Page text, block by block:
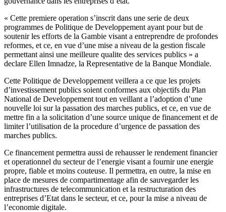
« Cette premiere operation s’inscrit dans une serie de deux
programmes de Politique de Developpement ayant pour but de
soutenir les efforts de la Gambie visant a entreprendre de profondes
reformes, et ce, en vue d’une mise a niveau de la gestion fiscale
permettant ainsi une meilleure qualite des services publics » a
declare Ellen Imnadze, la Representative de la Banque Mondiale.
Cette Politique de Developpement veillera a ce que les projets
d’investissement publics soient conformes aux objectifs du Plan
National de Developpement tout en veillant a l’adoption d’une
nouvelle loi sur la passation des marches publics, et ce, en vue de
mettre fin a la solicitation d’une source unique de financement et de
limiter l’utilisation de la procedure d’urgence de passation des
marches publics.
Ce financement permettra aussi de rehausser le rendement financier
et operationnel du secteur de l’energie visant a fournir une energie
propre, fiable et moins couteuse. Il permettra, en outre, la mise en
place de mesures de compartimentage afin de sauvegarder les
infrastructures de telecommunication et la restructuration des
entreprises d’Etat dans le secteur, et ce, pour la mise a niveau de
l’economie digitale.